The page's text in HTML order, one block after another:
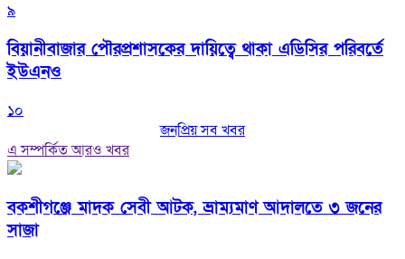
৯
বিয়ানীবাজার পৌরপ্রশাসকের দায়িত্বে থাকা এডিসির পরিবর্তে
ইউএনও
১০
জনপ্রিয় সব খবর
এ সম্পর্কিত আরও খবর
বকশীগঞ্জে মাদক সেবী আটক, ভ্রাম্যমাণ আদালতে ৩ জনের
সাজা